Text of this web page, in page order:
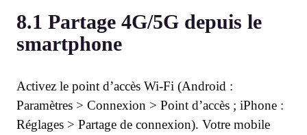
8.1 Partage 4G/5G depuis le
smartphone
Activez le point d’accès Wi-Fi (Android :
Paramètres > Connexion > Point d’accès ; iPhone :
Réglages > Partage de connexion). Votre mobile